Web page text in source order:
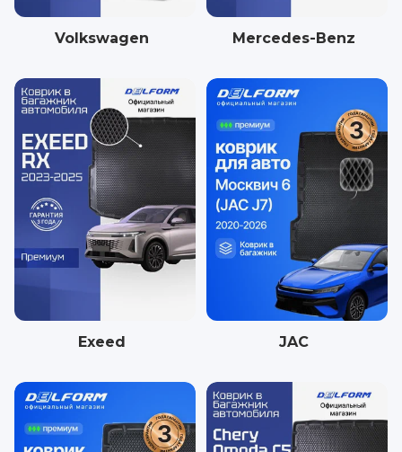
Volkswagen Mercedes-Benz
Exeed JAC